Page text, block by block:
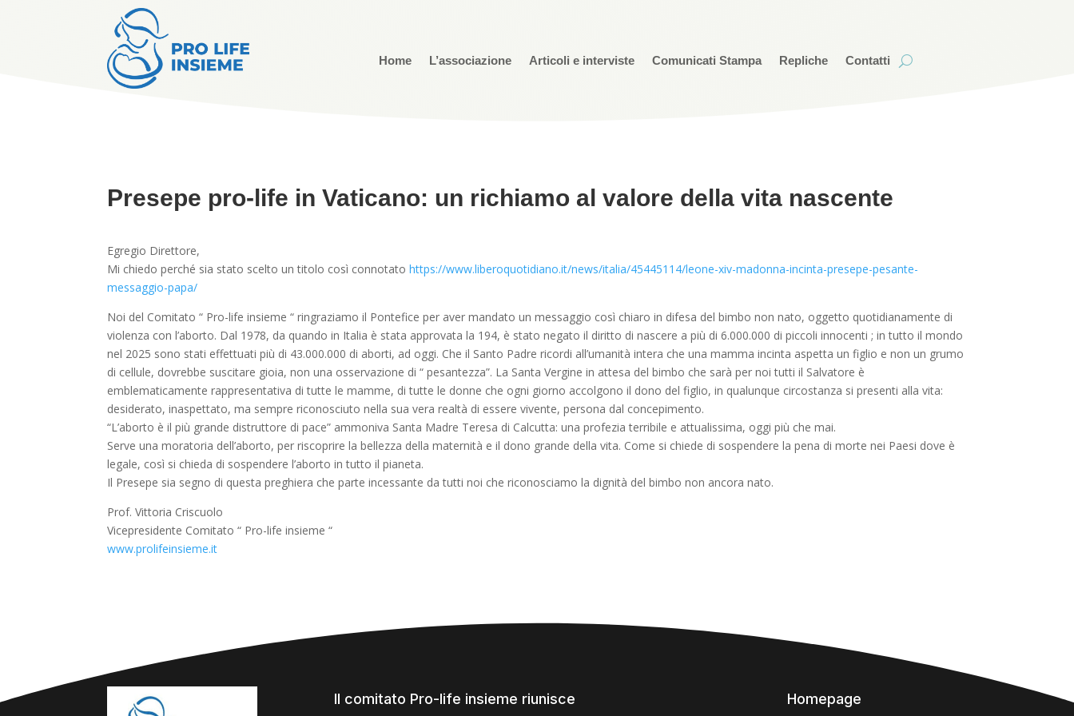
Home L’associazione Articoli e interviste Comunicati Stampa Repliche Contatti
Presepe pro-life in Vaticano: un richiamo al valore della vita nascente
Egregio Direttore,
Mi chiedo perché sia stato scelto un titolo così connotatohttps://www.liberoquotidiano.it/news/italia/45445114/leone-xiv-madonna-incinta-presepe-pesante-
messaggio-papa/
Noi del Comitato “ Pro-life insieme “ ringraziamo il Pontefice per aver mandato un messaggio così chiaro in difesa del bimbo non nato, oggetto quotidianamente di
violenza con l’aborto. Dal 1978, da quando in Italia è stata approvata la 194, è stato negato il diritto di nascere a più di 6.000.000 di piccoli innocenti ; in tutto il mondo
nel 2025 sono stati effettuati più di 43.000.000 di aborti, ad oggi. Che il Santo Padre ricordi all’umanità intera che una mamma incinta aspetta un figlio e non un grumo
di cellule, dovrebbe suscitare gioia, non una osservazione di “ pesantezza”. La Santa Vergine in attesa del bimbo che sarà per noi tutti il Salvatore è
emblematicamente rappresentativa di tutte le mamme, di tutte le donne che ogni giorno accolgono il dono del figlio, in qualunque circostanza si presenti alla vita:
desiderato, inaspettato, ma sempre riconosciuto nella sua vera realtà di essere vivente, persona dal concepimento.
“L’aborto è il più grande distruttore di pace” ammoniva Santa Madre Teresa di Calcutta: una profezia terribile e attualissima, oggi più che mai.
Serve una moratoria dell’aborto, per riscoprire la bellezza della maternità e il dono grande della vita. Come si chiede di sospendere la pena di morte nei Paesi dove è
legale, così si chieda di sospendere l’aborto in tutto il pianeta.
Il Presepe sia segno di questa preghiera che parte incessante da tutti noi che riconosciamo la dignità del bimbo non ancora nato.
Prof. Vittoria Criscuolo
Vicepresidente Comitato “ Pro-life insieme “
www.prolifeinsieme.it
Il comitato Pro-life insieme riunisce Homepage